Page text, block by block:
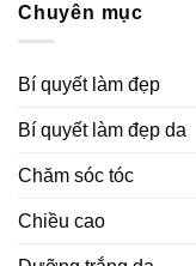
Chuyên mục
Bí quyết làm đẹp
Bí quyết làm đẹp da
Chăm sóc tóc
Chiều cao